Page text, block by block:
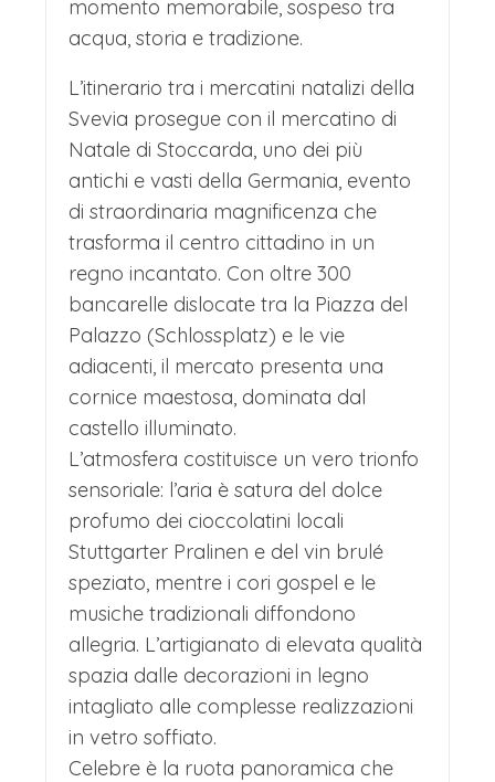
momento memorabile, sospeso tra
acqua, storia e tradizione.
L’itinerario tra i mercatini natalizi della
Svevia prosegue con il mercatino di
Natale di Stoccarda, uno dei più
antichi e vasti della Germania, evento
di straordinaria magnificenza che
trasforma il centro cittadino in un
regno incantato. Con oltre 300
bancarelle dislocate tra la Piazza del
Palazzo (Schlossplatz) e le vie
adiacenti, il mercato presenta una
cornice maestosa, dominata dal
castello illuminato.
L’atmosfera costituisce un vero trionfo
sensoriale: l’aria è satura del dolce
profumo dei cioccolatini locali
Stuttgarter Pralinen e del vin brulé
speziato, mentre i cori gospel e le
musiche tradizionali diffondono
allegria. L’artigianato di elevata qualità
spazia dalle decorazioni in legno
intagliato alle complesse realizzazioni
in vetro soffiato.
Celebre è la ruota panoramica che